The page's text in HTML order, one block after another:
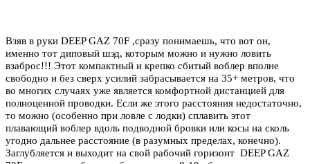
Взяв в руки DEEP GAZ 70F ,сразу понимаешь, что вот он,
именно тот диповый шэд, которым можно и нужно ловить
взаброс!!! Этот компактный и крепко сбитый воблер вполне
свободно и без сверх усилий забрасывается на 35+ метров, что
во многих случаях уже является комфортной дистанцией для
полноценной проводки. Если же этого расстояния недостаточно,
то можно (особенно при ловле с лодки) сплавить этот
плавающий воблер вдоль подводной бровки или косы на сколь
угодно дальнее расстояние (в разумных пределах, конечно).
Заглубляется и выходит на свой рабочий горизонт DEEP GAZ